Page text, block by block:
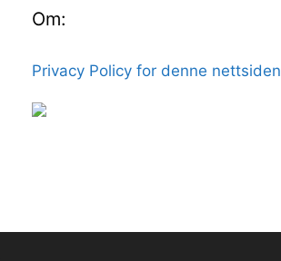
Om:
Privacy Policy for denne nettsiden